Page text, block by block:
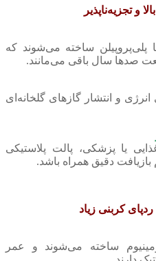
پلی‌پروپیلن ساخته می‌شوند که
صدها سال باقی می‌مانند.
و انتشار گازهای گلخانه‌ای
یا پزشکی، پالت پلاستیکی
بازیافت دقیق همراه باشد.
ساخته می‌شوند و عمر